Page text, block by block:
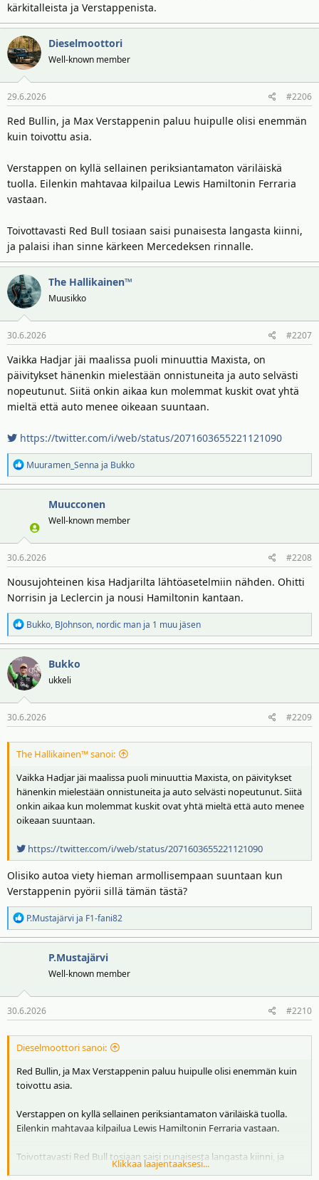
kärkitalleista ja Verstappenista.
Dieselmoottori
Well-known member
29.6.2026 #2206
Red Bullin, ja Max Verstappenin paluu huipulle olisi enemmän
kuin toivottu asia.
Verstappen on kyllä sellainen periksiantamaton väriläiskä
tuolla. Eilenkin mahtavaa kilpailua Lewis Hamiltonin Ferraria
vastaan.
Toivottavasti Red Bull tosiaan saisi punaisesta langasta kiinni,
ja palaisi ihan sinne kärkeen Mercedeksen rinnalle.
The Hallikainen™
Muusikko
30.6.2026 #2207
Vaikka Hadjar jäi maalissa puoli minuuttia Maxista, on
päivitykset hänenkin mielestään onnistuneita ja auto selvästi
nopeutunut. Siitä onkin aikaa kun molemmat kuskit ovat yhtä
mieltä että auto menee oikeaan suuntaan.
https://twitter.com/i/web/status/2071603655221121090
R
e
a
o
t
Muuramen_Senna ja Bukko
Muucconen
Well-known member
30.6.2026 #2208
Nousujohteinen kisa Hadjarilta lähtöasetelmiin nähden. Ohitti
Norrisin ja Leclercin ja nousi Hamiltonin kantaan.
R
e
a
k
t
i
o
t
Bukko, BJohnson, nordic man ja 1 muu jäsen
Bukko
ukkeli
30.6.2026 #2209
The Hallikainen™ sanoi:
Vaikka Hadjar jäi maalissa puoli minuuttia Maxista, on päivitykset
hänenkin mielestään onnistuneita ja auto selvästi nopeutunut. Siitä
onkin aikaa kun molemmat kuskit ovat yhtä mieltä että auto menee
oikeaan suuntaan.
https://twitter.com/i/web/status/2071603655221121090
Olisiko autoa viety hieman armollisempaan suuntaan kun
Verstappenin pyörii sillä tämän tästä?
R
e
a
o
t
P.Mustajärvi ja F1-fani82
P.Mustajärvi
Well-known member
30.6.2026 #2210
Dieselmoottori sanoi:
Red Bullin, ja Max Verstappenin paluu huipulle olisi enemmän kuin
toivottu asia.
Verstappen on kyllä sellainen periksiantamaton väriläiskä tuolla.
Eilenkin mahtavaa kilpailua Lewis Hamiltonin Ferraria vastaan.
Toivottavasti Red Bull tosiaan saisi punaisesta langasta kiinni, ja
palaisi ihan sinne kärkeen Mercedeksen rinnalle.
Klikkaa laajentaaksesi...